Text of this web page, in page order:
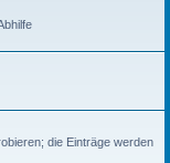
die Einträge werden